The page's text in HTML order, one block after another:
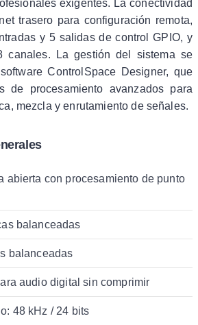
exigentes. La conectividad
trasero para configuración remota,
y 5 salidas de control GPIO, y
canales. La gestión del sistema se
ControlSpace Designer, que
de procesamiento avanzados para
mezcla y enrutamiento de señales.
abierta con procesamiento de punto
balanceadas
balanceadas
audio digital sin comprimir
48 kHz / 24 bits